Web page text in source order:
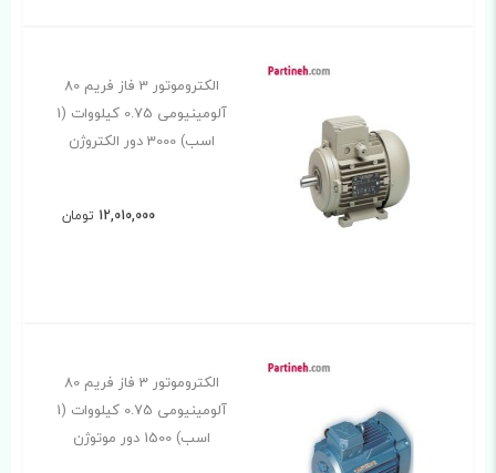
الکتروموتور 3 فاز فریم 80
آلومینیومی 0.75 کیلووات (1
اسب) 3000 دور الکتروژن
12,010,000 تومان
الکتروموتور 3 فاز فریم 80
آلومینیومی 0.75 کیلووات (1
اسب) 1500 دور موتوژن